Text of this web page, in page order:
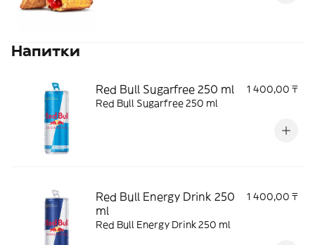
Напитки
Red Bull Sugarfree 250 ml
1 400,00 ₸
Red Bull Sugarfree 250 ml
Red Bull Energy Drink 250
ml
1 400,00 ₸
Red Bull Energy Drink 250 ml